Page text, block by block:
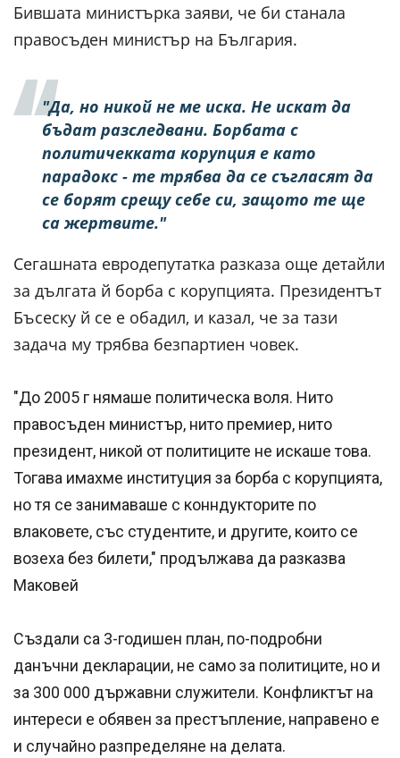
Бившата министърка заяви, че би станала
правосъден министър на България.
"Да, но никой не ме иска. Не искат да
бъдат разследвани. Борбата с
политичекката корупция е като
парадокс - те трябва да се съгласят да
се борят срещу себе си, защото те ще
са жертвите."
Сегашната евродепутатка разказа още детайли
за дългата й борба с корупцията. Президентът
Бъсеску й се е обадил, и казал, че за тази
задача му трябва безпартиен човек.
"До 2005 г нямаше политическа воля. Нито
правосъден министър, нито премиер, нито
президент, никой от политиците не искаше това.
Тогава имахме институция за борба с корупцията,
но тя се занимаваше с конндукторите по
влаковете, със студентите, и другите, които се
возеха без билети," продължава да разказва
Маковей
Създали са 3-годишен план, по-подробни
данъчни декларации, не само за политиците, но и
за 300 000 държавни служители. Конфликтът на
интереси е обявен за престъпление, направено е
и случайно разпределяне на делата.